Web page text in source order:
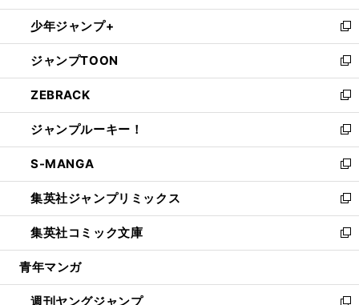
ウ
で
開
く
ン
ド
ウ
で
開
く
ウ
ィ
ン
ド
ウ
で
開
く
し
い
ウ
ィ
ン
ド
ウ
で
開
く
少年ジャンプ+
新
し
い
ウ
ィ
ン
ド
ウ
で
開
く
ジャンプTOON
新
し
い
ウ
ィ
ン
ド
ウ
で
開
く
ZEBRACK
新
し
い
ウ
ィ
ン
ド
ウ
で
開
ジャンプルーキー！
新
し
い
ウ
ィ
ン
ド
ウ
開
く
S-MANGA
新
し
い
ウ
ィ
ン
ウ
で
集英社ジャンプリミックス
新
し
い
ウ
ン
集英社コミック文庫
新
し
ウ
青年マンガ
週刊ヤングジャンプ